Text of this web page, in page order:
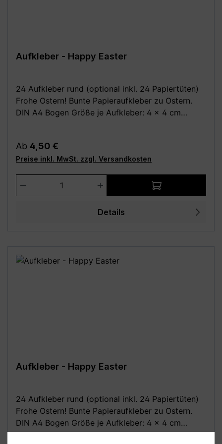
Aufkleber - Happy Easter
24 Aufkleber rund (optional inkl. 24 Papiertüten)
Frohe Ostern! Bunte Papieraufkleber zu Ostern.
DIN A4 Bogen Größe je Aufkleber: 4 x 4 cm
0,5 kg) aus Natron, außen leicht beschichtet Deine
Vorteile: - Kauf direkt vom Hersteller (Made in
Germany) - Einfach und schnell anzubringen
Achtung: Da alle unsere Bilder Fotomontagen sind,
wird das Motiv evtl. nicht in der richtigen Größe
angezeigt! Die Fotomontagen dienen
Regulärer Preis:
Ab 4,50 €
Preise inkl. MwSt. zzgl. Versandkosten
Produkt Anzahl: Gib den
Details
Aufkleber - Happy Easter
24 Aufkleber rund (optional inkl. 24 Papiertüten)
Frohe Ostern! Bunte Papieraufkleber zu Ostern.
DIN A4 Bogen Größe je Aufkleber: 4 x 4 cm
Optional dazu: 24 Stück Papiertüten /